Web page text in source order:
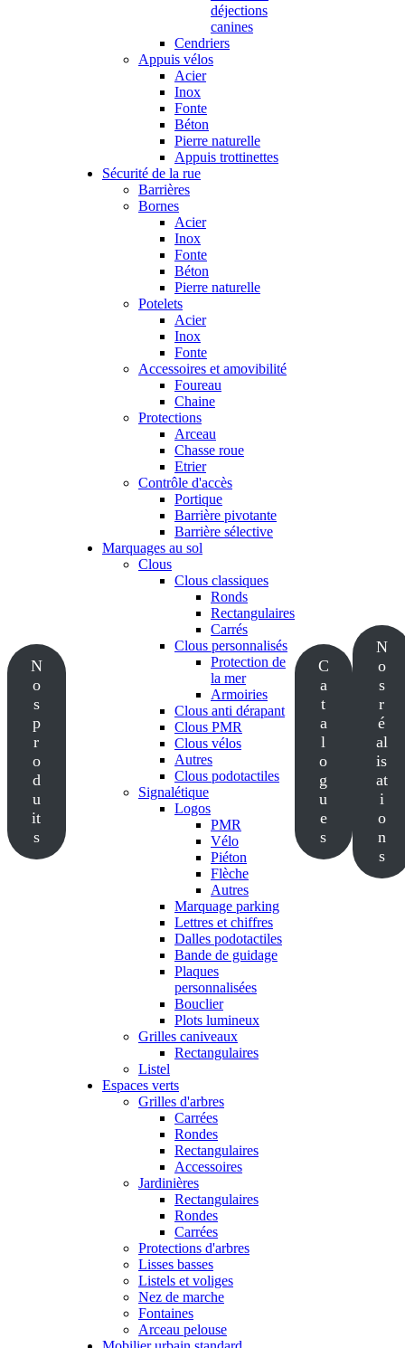
N
o
s
p
r
o
d
u
it
s
déjections
canines
Cendriers
Appuis vélos
Acier
Inox
Fonte
Béton
Pierre naturelle
Appuis trottinettes
Sécurité de la rue
Barrières
Bornes
Acier
Inox
Fonte
Béton
Pierre naturelle
Potelets
Acier
Inox
Fonte
Accessoires et amovibilité
Foureau
Chaine
Protections
Arceau
Chasse roue
Etrier
Contrôle d'accès
Portique
Barrière pivotante
Barrière sélective
Marquages au sol
Clous
Clous classiques
Ronds
Rectangulaires
Carrés
Clous personnalisés
Protection de
la mer
Armoiries
Clous anti dérapant
Clous PMR
Clous vélos
Autres
Clous podotactiles
Signalétique
Logos
PMR
Vélo
Piéton
Flèche
Autres
Marquage parking
Lettres et chiffres
Dalles podotactiles
Bande de guidage
Plaques
personnalisées
Bouclier
Plots lumineux
Grilles caniveaux
Rectangulaires
Listel
Espaces verts
Grilles d'arbres
Carrées
Rondes
Rectangulaires
Accessoires
Jardinières
Rectangulaires
Rondes
Carrées
Protections d'arbres
Lisses basses
Listels et voliges
Nez de marche
Fontaines
Arceau pelouse
C
a
t
a
l
o
g
u
e
s
N
o
s
r
é
al
is
at
i
o
n
s